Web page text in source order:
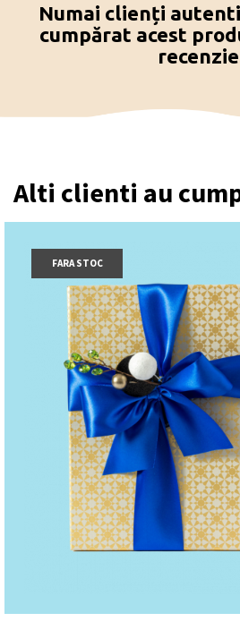
Numai clienți
cumpărat acest
Alti clienti au
FARA STOC